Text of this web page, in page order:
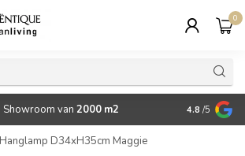
0
van 2000 m2 Betaalbare
4.8 /5
D34xH35cm Maggie